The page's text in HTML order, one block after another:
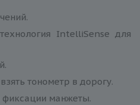
IntelliSense для
тонометр в дорогу.
манжеты.